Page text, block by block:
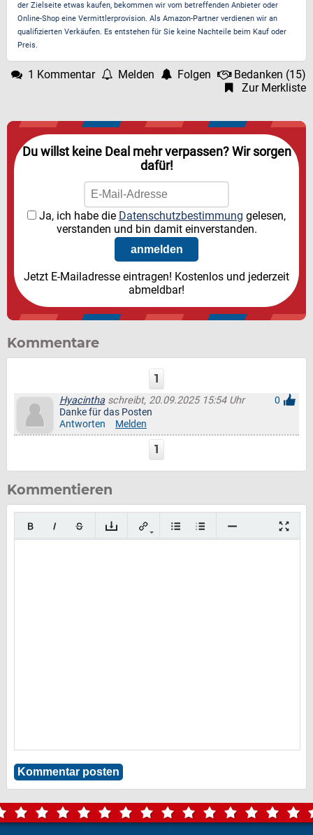
der Zielseite etwas kaufen, bekommen wir vom betreffenden Anbieter oder
Online-Shop eine Vermittlerprovision. Als Amazon-Partner verdienen wir an
qualifizierten Verkäufen. Es entstehen für Sie keine Nachteile beim Kauf oder
Preis.
1 Kommentar Melden Folgen Bedanken (15)
Zur Merkliste
Du willst keine Deal mehr verpassen? Wir sorgen
dafür!
Ja, ich habe die Datenschutzbestimmung gelesen,
verstanden und bin damit einverstanden.
Jetzt E-Mailadresse eintragen! Kostenlos und jederzeit
abmeldbar!
Kommentare
1
Hyacintha schreibt, 20.09.2025 15:54 Uhr
0
Danke für das Posten
Antworten
Melden
1
Kommentieren